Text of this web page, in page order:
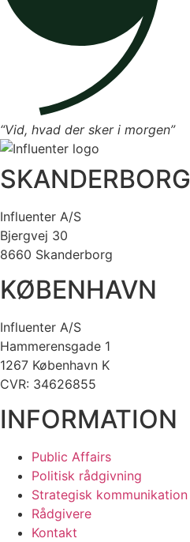
“Vid, hvad der sker i morgen”
SKANDERBORG
Influenter A/S
Bjergvej 30
8660 Skanderborg
KØBENHAVN
Influenter A/S
Hammerensgade 1
1267 København K
CVR: 34626855
INFORMATION
Public Affairs
Politisk rådgivning
Strategisk kommunikation
Rådgivere
Kontakt